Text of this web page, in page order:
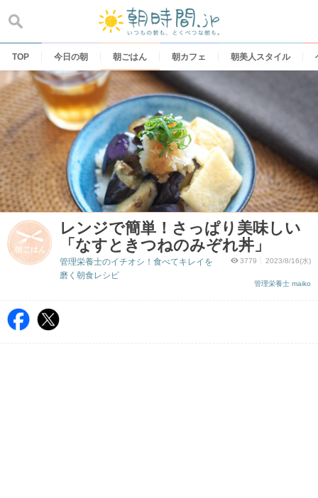
content
TOP 今日の朝 朝ごはん 朝カフェ 朝美人スタイル
レンジで簡単！さっぱり美味しい
「なすときつねのみぞれ丼」
3779 2023/8/16(水)
管理栄養士 maiko
管理栄養士のイチオシ！食べてキレイを
磨く朝食レシピ